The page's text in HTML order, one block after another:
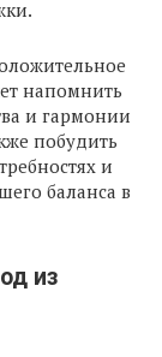
напомнить
и гармонии
побудить
и
баланса в
из